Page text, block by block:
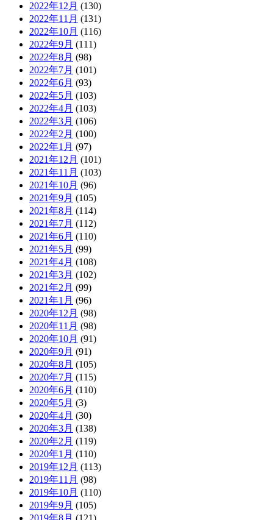
2022年12月 (130)
2022年11月 (131)
2022年10月 (116)
2022年9月 (111)
2022年8月 (98)
2022年7月 (101)
2022年6月 (93)
2022年5月 (103)
2022年4月 (103)
2022年3月 (106)
2022年2月 (100)
2022年1月 (97)
2021年12月 (101)
2021年11月 (103)
2021年10月 (96)
2021年9月 (105)
2021年8月 (114)
2021年7月 (112)
2021年6月 (110)
2021年5月 (99)
2021年4月 (108)
2021年3月 (102)
2021年2月 (99)
2021年1月 (96)
2020年12月 (98)
2020年11月 (98)
2020年10月 (91)
2020年9月 (91)
2020年8月 (105)
2020年7月 (115)
2020年6月 (110)
2020年5月 (3)
2020年4月 (30)
2020年3月 (138)
2020年2月 (119)
2020年1月 (110)
2019年12月 (113)
2019年11月 (98)
2019年10月 (110)
2019年9月 (105)
2019年8月 (121)